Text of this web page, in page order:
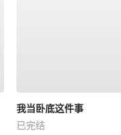
我当卧底这件事
已完结